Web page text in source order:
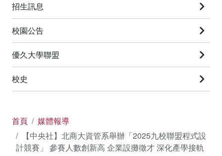
招生訊息
校園公告
優久大學聯盟
校史
首頁
媒體報導
【中央社】北商大資管系舉辦「2025九校聯盟程式設
計競賽」 參賽人數創新高 企業設攤徵才 深化產學接軌